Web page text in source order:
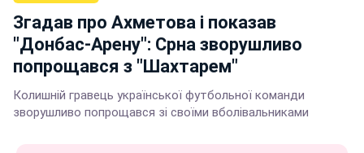
Згадав про Ахметова і показав
"Донбас-Арену": Срна зворушливо
попрощався з "Шахтарем"
Колишній гравець української футбольної команди
зворушливо попрощався зі своїми вболівальниками